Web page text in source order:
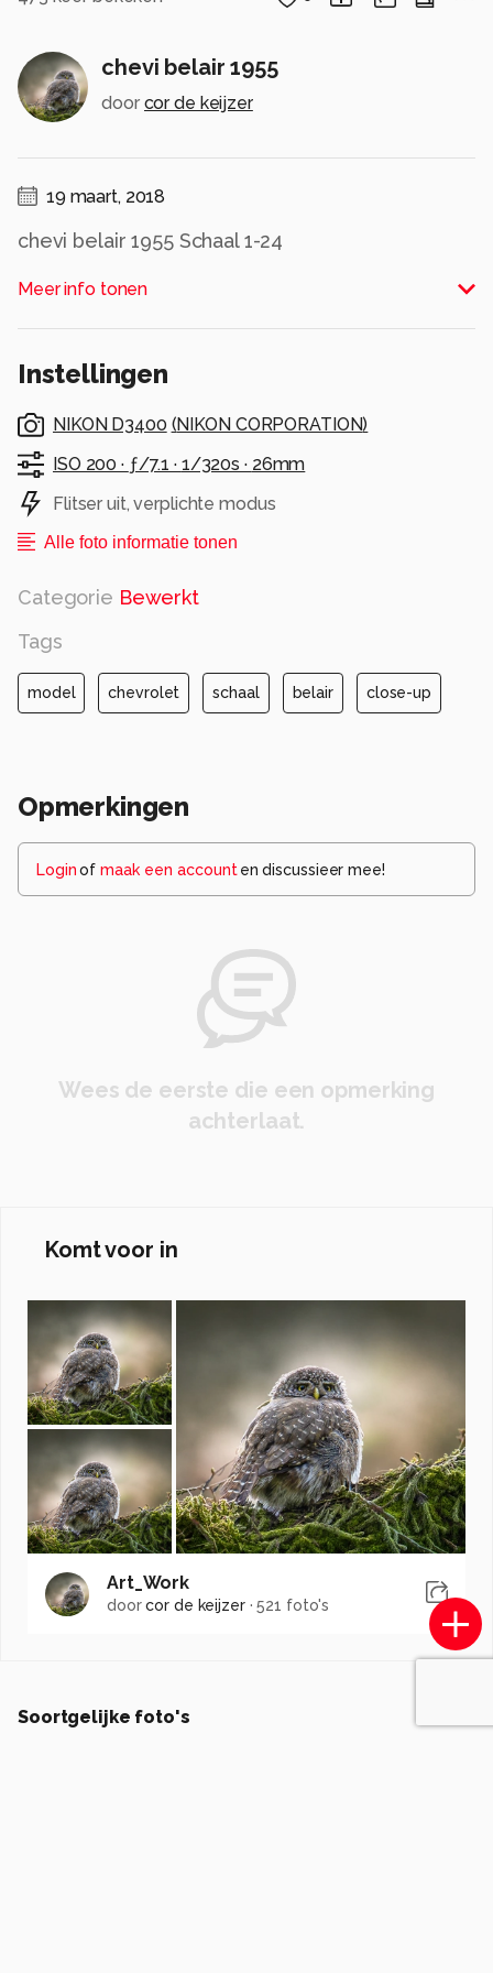
chevi belair 1955
door cor de keijzer
19 maart, 2018
chevi belair 1955 Schaal 1-24
Alle rechten voorbehouden
Meer info tonen
Instellingen
NIKON D3400 (NIKON CORPORATION)
ISO 200 · ƒ/7.1 · 1/320s · 26mm
Flitser uit, verplichte modus
Alle foto informatie tonen
Categorie Bewerkt
Tags
model chevrolet schaal belair close-up
Opmerkingen
Loginof maak een account en discussieer mee!
Wees de eerste die een opmerking
achterlaat.
Komt voor in
Art_Work
doorcor de keijzer·521 foto's
Soortgelijke foto's